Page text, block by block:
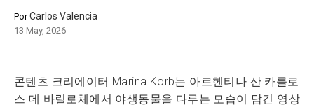
PorCarlos Valencia
13 May, 2026
콘텐츠 크리에이터 Marina Korb는 아르헨티나 산 카를로
스 데 바릴로체에서 야생동물을 다루는 모습이 담긴 영상